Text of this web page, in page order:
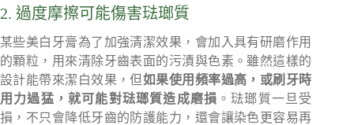
2. 過度摩擦可能傷害琺瑯質
某些美白牙膏為了加強清潔效果，會加入具有研磨作用
的顆粒，用來清除牙齒表面的污漬與色素。雖然這樣的
設計能帶來潔白效果，但如果使用頻率過高，或刷牙時
用力過猛，就可能對琺瑯質造成磨損 。琺瑯質一旦受
損，不只會降低牙齒的防護能力，還會讓染色更容易再